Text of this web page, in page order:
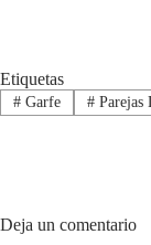
Etiquetas
#Garfe #Parejas
Deja un comentario